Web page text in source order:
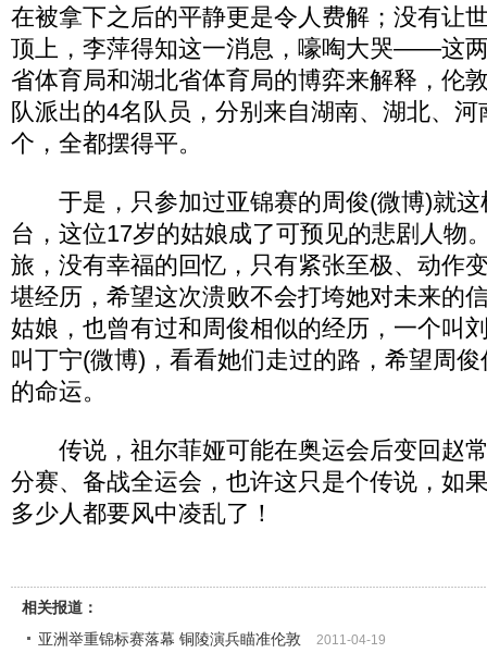
在被拿下之后的平静更是令人费解；没有让
顶上，李萍得知这一消息，嚎啕大哭――这
省体育局和湖北省体育局的博弈来解释，伦
队派出的4名队员，分别来自湖南、湖北、
个，全都摆得平。
于是，只参加过亚锦赛的周俊(微博)就这
台，这位17岁的姑娘成了可预见的悲剧人物
旅，没有幸福的回忆，只有紧张至极、动作
堪经历，希望这次溃败不会打垮她对未来的
姑娘，也曾有过和周俊相似的经历，一个叫
叫丁宁(微博)，看看她们走过的路，希望周
的命运。
传说，祖尔菲娅可能在奥运会后变回赵
分赛、备战全运会，也许这只是个传说，如
多少人都要风中凌乱了！
相关报道：
亚洲举重锦标赛落幕 铜陵演兵瞄准伦敦
2011-04-19